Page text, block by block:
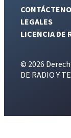
LEGALES
LICENCIA DE
© 2026
DE RADIO Y